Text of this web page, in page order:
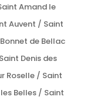
Amand le
Auvent / Saint
de Bellac
Denis des
Roselle / Saint
Belles / Saint